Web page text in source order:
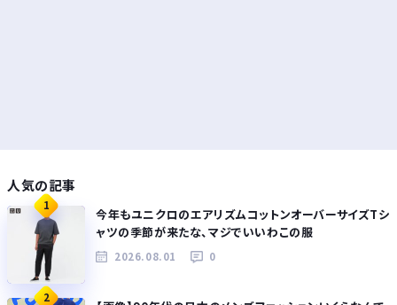
人気の記事
1
今年もユニクロのエアリズムコットンオーバーサイズTシ
ャツの季節が来たな、マジでいいわこの服
2026.08.01 0
2